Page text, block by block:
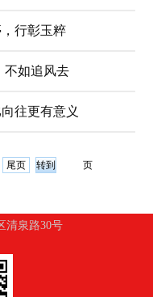
行彰玉粹
不如追风去
往更有意义
尾页 页
清泉路30号